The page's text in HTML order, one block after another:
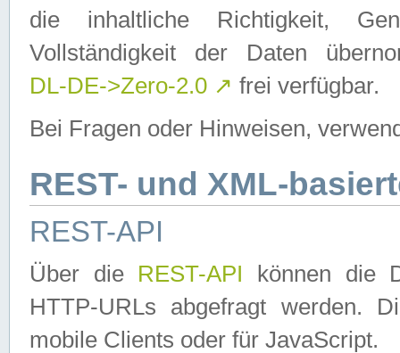
die inhaltliche Richtigkeit,
Vollständigkeit der Daten
DL-DE->Zero-2.0 ↗ frei verfügbar.
Bei Fragen oder Hinweisen,
REST- und XML-
REST-API
Über die REST-API können die
HTTP-URLs abgefragt werden.
mobile Clients oder für JavaScript.